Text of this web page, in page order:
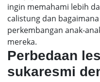
ingin memahami lebih
calistung dan
perkembangan anak-
mereka.
Perbedaan
sukaresmi